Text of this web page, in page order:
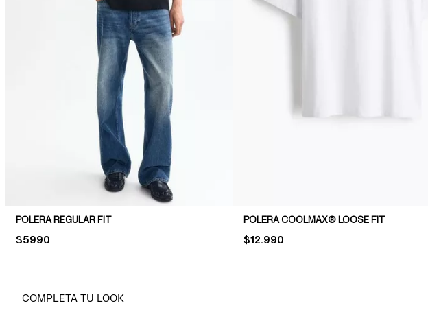
POLERA REGULAR FIT
PRICE:
$5990
POLERA COOLMAX® LOOSE FIT
PRICE:
$12.990
COMPLETA TU LOOK